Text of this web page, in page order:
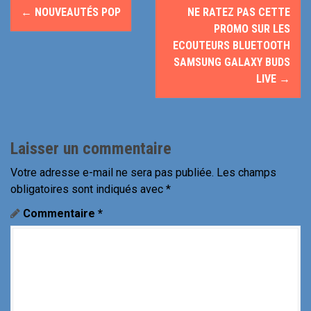
N
a
a
t
i
o
← NOUVEAUTÉS POP
NE RATEZ PAS CETTE
PROMO SUR LES
ECOUTEURS BLUETOOTH
SAMSUNG GALAXY BUDS
LIVE →
Laisser un commentaire
Votre adresse e-mail ne sera pas publiée. Les champs
obligatoires sont indiqués avec *
Commentaire *